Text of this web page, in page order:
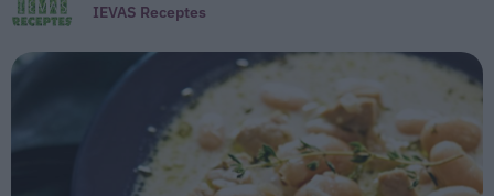
IEVAS Receptes